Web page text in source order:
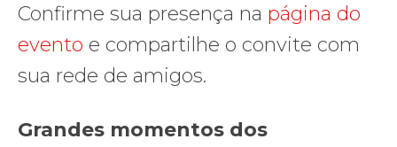
Confirme sua presença na página do
evento e compartilhe o convite com
sua rede de amigos.
Grandes momentos dos